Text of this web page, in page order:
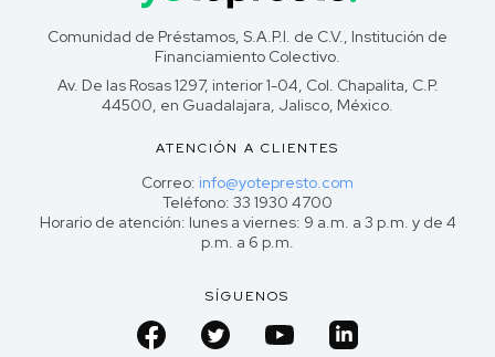
Comunidad de Préstamos, S.A.P.I. de C.V., Institución de
Financiamiento Colectivo.
Av. De las Rosas 1297, interior 1-04, Col. Chapalita, C.P.
44500, en Guadalajara, Jalisco, México.
ATENCIÓN A CLIENTES
Correo: info@yotepresto.com
Teléfono: 33 1930 4700
Horario de atención: lunes a viernes: 9 a.m. a 3 p.m. y de 4
p.m. a 6 p.m.
SÍGUENOS